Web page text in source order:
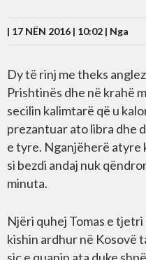
| 17 NËN 2016 | 10:02 | Nga
Dy të rinj me theks
Prishtinës dhe në krahë
secilin kalimtarë që u
prezantuar ato libra dhe
e tyre. Nganjëherë atyre
si bezdi andaj nuk
minuta.
Njëri quhej Tomas e tjetri
kishin ardhur në Kosovë